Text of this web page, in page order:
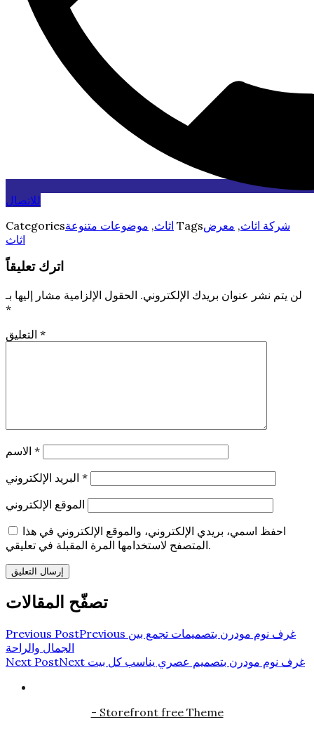
للاتصال
Categories
اثاث, موضوعات متنوعة Tags شركة اثاث, معرض
اثاث
اترك تعليقاً
لن يتم نشر عنوان بريدك الإلكتروني. الحقول الإلزامية مشار إليها بـ
*
*
*
*
الموقع الإلكتروني
احفظ اسمي، بريدي الإلكتروني، والموقع الإلكتروني في هذا
المتصفح لاستخدامها المرة المقبلة في تعليقي.
تصفّح المقالات
Previous PostPrevious غرف نوم مودرن بتصميمات تجمع بين
الجمال والراحة
Next PostNext غرف نوم مودرن بتصميم عصري يناسب كل بيت
- Storefront free Theme